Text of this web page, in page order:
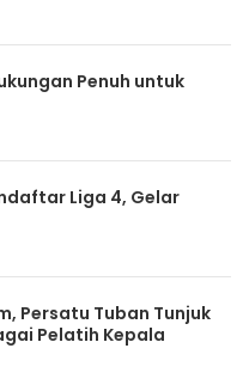
Penuh untuk
Liga 4, Gelar
Persatu Tuban Tunjuk
Pelatih Kepala